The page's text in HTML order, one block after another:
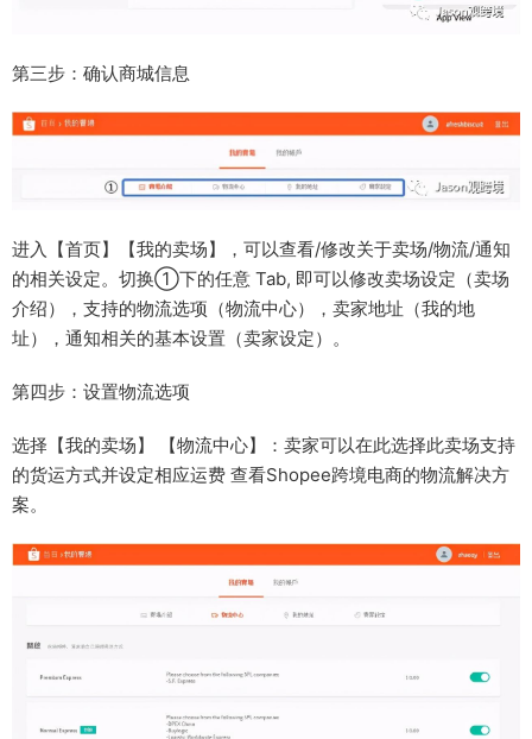
第三步：确认商城信息
进入【首页】­【我的卖场】，可以查看/修改关于卖场/物流/通知
的相关设定。切换①下的任意 Tab, 即可以修改卖场设定（卖场
介绍），支持的物流选项（物流中心），卖家地址（我的地
址），通知相关的基本设置（卖家设定）。
第四步：设置物流选项
选择【我的卖场】­ 【物流中心】：卖家可以在此选择此卖场支持
的货运方式并设定相应运费 查看Shopee跨境电商的物流解决方
案。